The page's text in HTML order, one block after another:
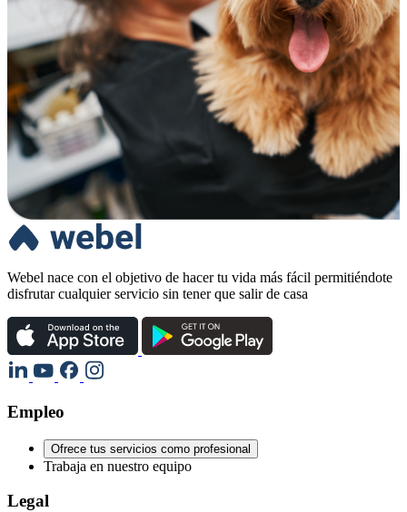
Webel nace con el objetivo de hacer tu vida más fácil permitiéndote
disfrutar cualquier servicio sin tener que salir de casa
Empleo
Ofrece tus servicios como profesional
Trabaja en nuestro equipo
Legal